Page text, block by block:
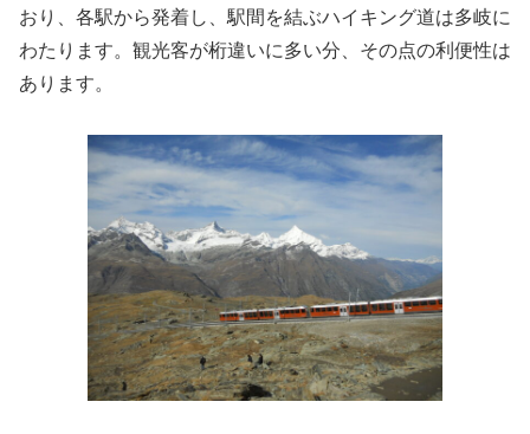
おり、各駅から発着し、駅間を結ぶハイキング道は多岐に
わたります。観光客が桁違いに多い分、その点の利便性は
あります。